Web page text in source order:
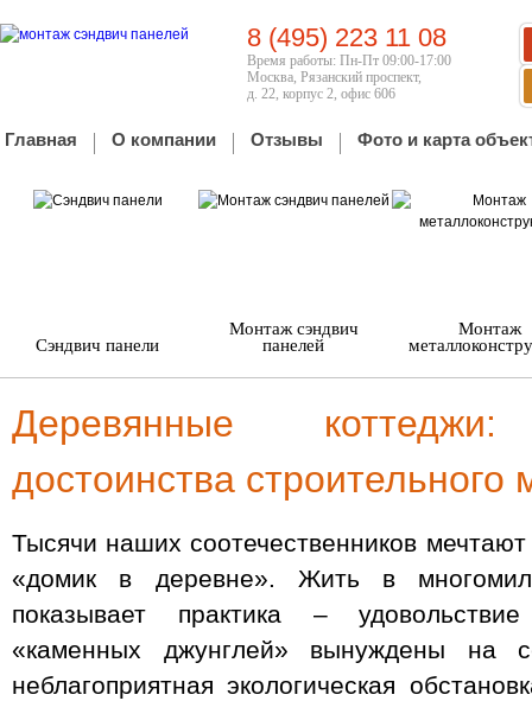
8 (495) 223 11 08
Время работы: Пн-Пт 09:00-17:00
Москва, Рязанский проспект,
д. 22, корпус 2, офис 606
Главная О компании Отзывы Фото и карта
Сэндвич панели
Монтаж сэндвич
панелей
Монтаж
Деревянные коттеджи:
достоинства строительного
Тысячи наших соотечественников
«домик в деревне». Жить в
показывает практика –
«каменных джунглей» вынуждены на
неблагоприятная экологическая